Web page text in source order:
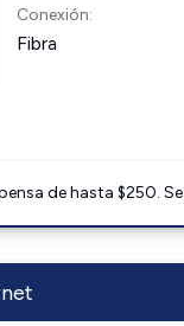
Conexión:
Fibra
de hasta $250.